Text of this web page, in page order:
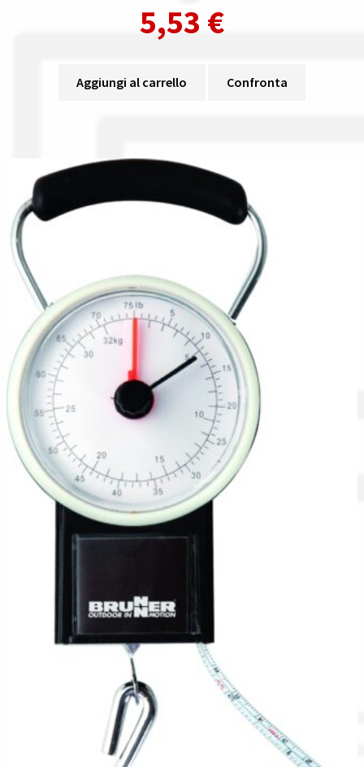
5,53 €
Aggiungi al carrello Confronta